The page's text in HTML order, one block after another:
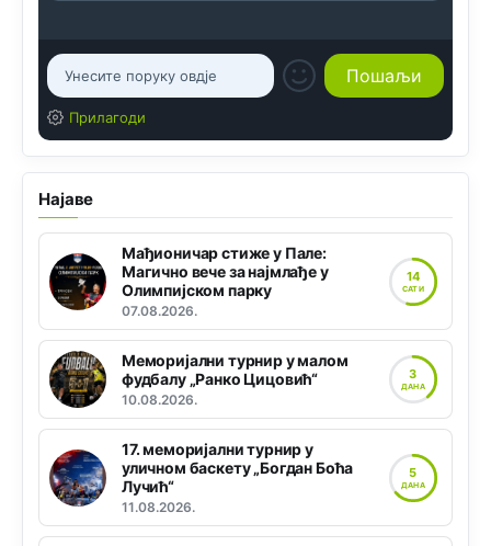
Прилагоди
Најаве
Мађионичар стиже у Пале:
Магично вече за најмлађе у
Олимпијском парку
07.08.2026.
14
САТИ
Меморијални турнир у малом
фудбалу „Ранко Цицовић“
10.08.2026.
3
ДАНА
17. меморијални турнир у
уличном баскету „Богдан Боћа
Лучић“
11.08.2026.
5
ДАНА